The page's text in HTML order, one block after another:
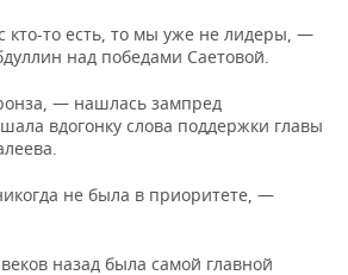
кто-то есть, то мы уже не лидеры, —
над победами Саетовой.
— нашлась зампред
вдогонку слова поддержки главы
не была в приоритете, —
назад была самой главной